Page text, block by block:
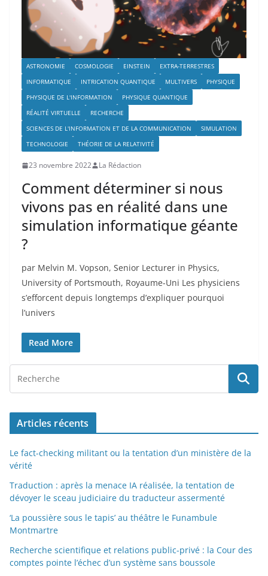
ASTRONOMIE COSMOLOGIE EINSTEIN
EXTRA-TERRESTRES
INFORMATIQUE
INTRICATION QUANTIQUE MULTIVERS
PHYSIQUE
PHYSIQUE DE L'INFORMATION
PHYSIQUE QUANTIQUE
RÉALITÉ VIRTUELLE
RECHERCHE
SCIENCES DE L'INFORMATION ET DE LA COMMUNICATION
SIMULATION
TECHNOLOGIE
THÉORIE DE LA RELATIVITÉ
23 novembre 2022 La Rédaction
Comment déterminer si nous
vivons pas en réalité dans une
simulation informatique géante
?
par Melvin M. Vopson, Senior Lecturer in Physics,
University of Portsmouth, Royaume-Uni Les physiciens
s’efforcent depuis longtemps d’expliquer pourquoi
l’univers
Read More
Articles récents
Le fact-checking militant ou la tentation d’un ministère de la
vérité
Traduction : après la menace IA réalisée, la tentation de
dévoyer le sceau judiciaire du traducteur assermenté
‘La poussière sous le tapis’ au théâtre le Funambule
Montmartre
Recherche scientifique et relations public-privé : la Cour des
comptes pointe l’échec d’un système sans boussole